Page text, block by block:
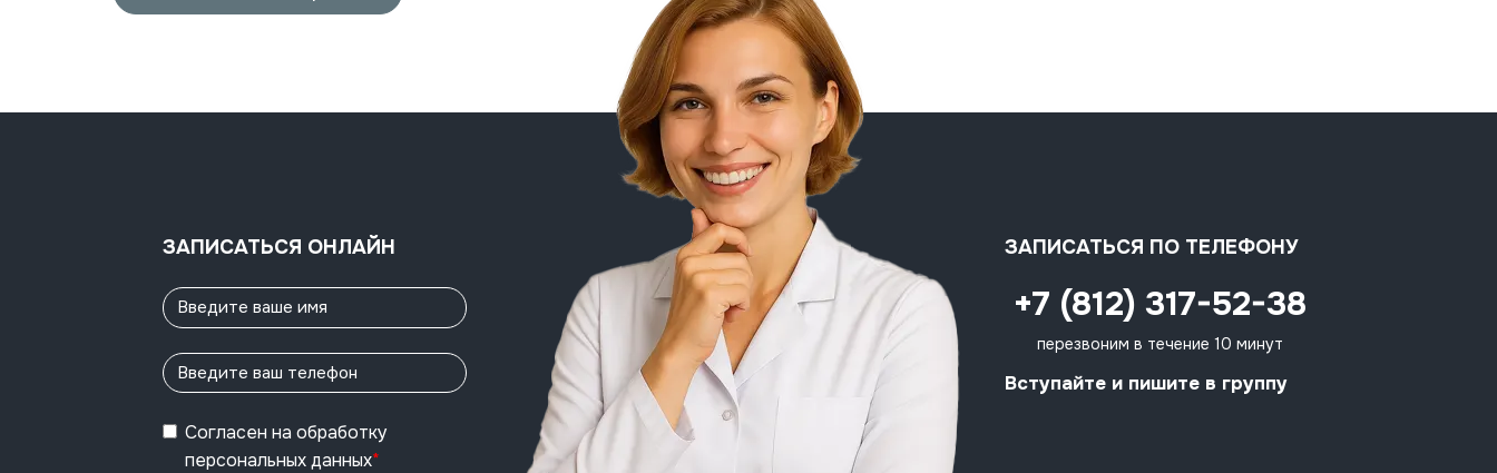
ЗАПИСАТЬСЯ ОНЛАЙН
Согласен на обработку
персональных данных*
ЗАПИСАТЬСЯ ПО ТЕЛЕФОНУ
+7 (812) 317-52-38
перезвоним в течение 10 минут
Вступайте и пишите в группу